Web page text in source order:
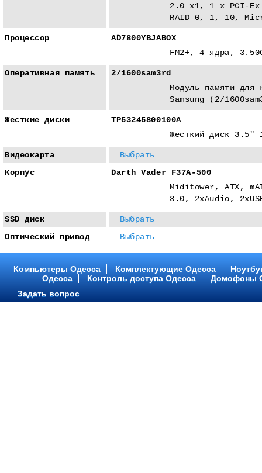
2.0 x1, 1 x PCI-
RAID 0, 1, 10,
Процессор
AD7800YBJABOX
FM2+, 4 ядра,
Оперативная память
2/1600sam3rd
Модуль памяти для
Samsung (2/
Жесткие диски
TP53245800100A
Жесткий диск 3.5"
Видеокарта
Выбрать
Корпус
Darth Vader F37A-500
Miditower, ATX,
3.0, 2xAudio,
SSD диск
Выбрать
Оптический привод
Выбрать
Компьютеры Одесса Комплектующие Одесса
Одесса
Контроль доступа Одесса
Домофоны
Задать вопрос